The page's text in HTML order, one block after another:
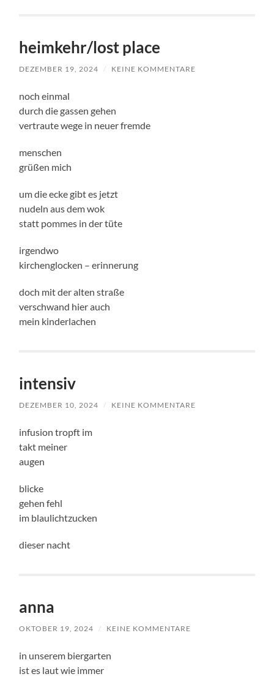
heimkehr/lost place
DEZEMBER 19, 2024 / KEINE KOMMENTARE
noch einmal
durch die gassen gehen
vertraute wege in neuer fremde
menschen
grüßen mich
um die ecke gibt es jetzt
nudeln aus dem wok
statt pommes in der tüte
irgendwo
kirchenglocken – erinnerung
doch mit der alten straße
verschwand hier auch
mein kinderlachen
intensiv
DEZEMBER 10, 2024 / KEINE KOMMENTARE
infusion tropft im
takt meiner
augen
blicke
gehen fehl
im blaulichtzucken
dieser nacht
anna
OKTOBER 19, 2024 / KEINE KOMMENTARE
in unserem biergarten
ist es laut wie immer